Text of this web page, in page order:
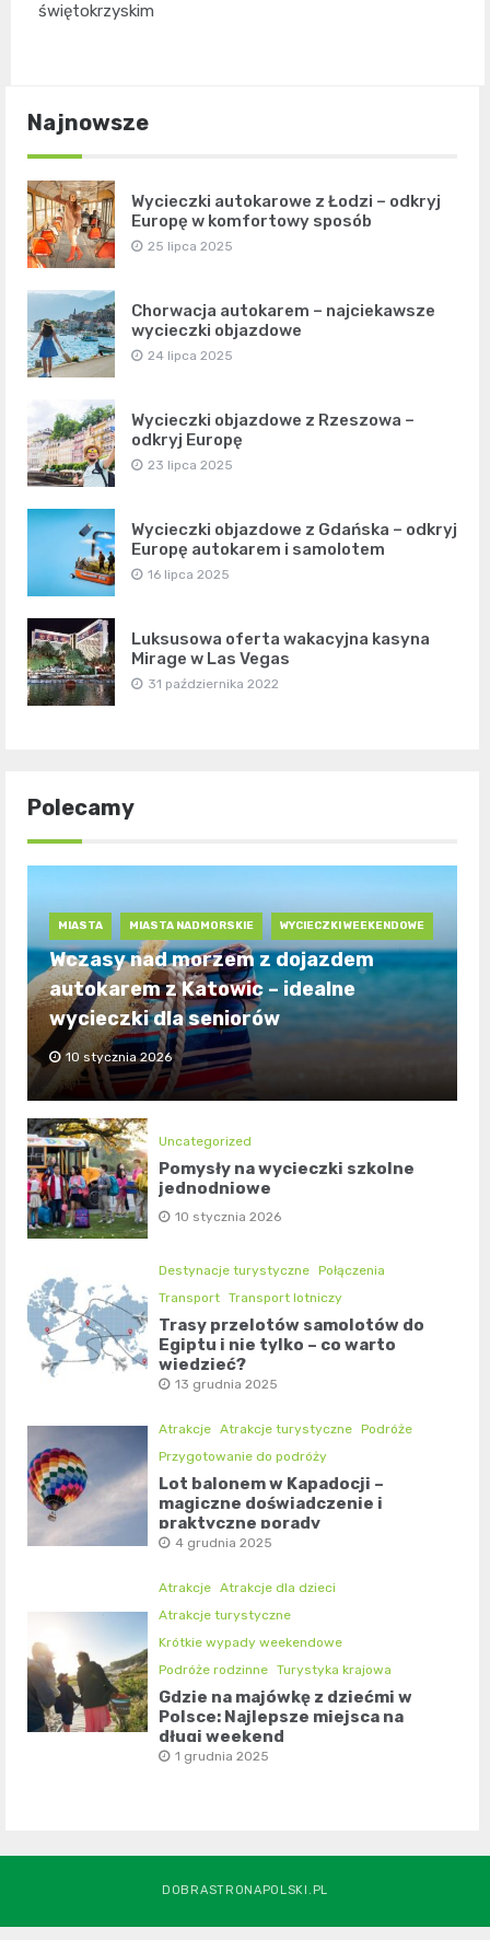
świętokrzyskim
Najnowsze
Wycieczki autokarowe z Łodzi – odkryj
Europę w komfortowy sposób
25 lipca 2025
Chorwacja autokarem – najciekawsze
wycieczki objazdowe
24 lipca 2025
Wycieczki objazdowe z Rzeszowa –
odkryj Europę
23 lipca 2025
Wycieczki objazdowe z Gdańska – odkryj
Europę autokarem i samolotem
16 lipca 2025
Luksusowa oferta wakacyjna kasyna
Mirage w Las Vegas
31 października 2022
Polecamy
MIASTA MIASTA NADMORSKIE WYCIECZKI WEEKENDOWE
Wczasy nad morzem z dojazdem
autokarem z Katowic – idealne
wycieczki dla seniorów
10 stycznia 2026
Uncategorized
Pomysły na wycieczki szkolne
jednodniowe
10 stycznia 2026
Destynacje turystyczne Połączenia
Transport Transport lotniczy
Trasy przelotów samolotów do
Egiptu i nie tylko – co warto
wiedzieć?
13 grudnia 2025
Atrakcje Atrakcje turystyczne Podróże
Przygotowanie do podróży
Lot balonem w Kapadocji –
magiczne doświadczenie i
praktyczne porady
4 grudnia 2025
Atrakcje Atrakcje dla dzieci
Atrakcje turystyczne
Krótkie wypady weekendowe
Podróże rodzinne Turystyka krajowa
Gdzie na majówkę z dziećmi w
Polsce: Najlepsze miejsca na
długi weekend
1 grudnia 2025
DOBRASTRONAPOLSKI.PL